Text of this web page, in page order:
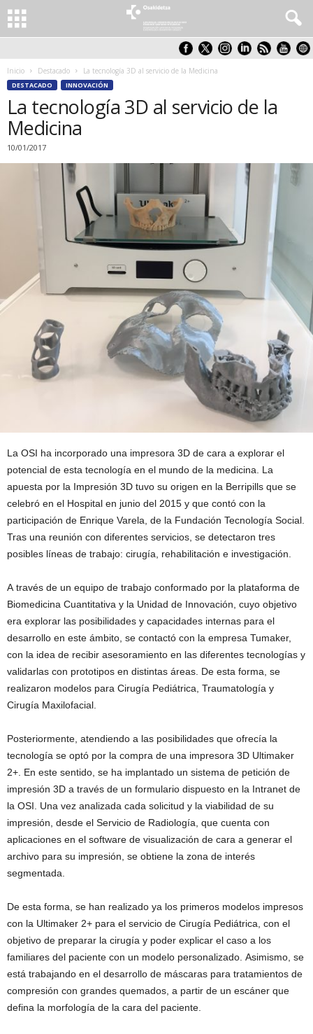
Inicio Destacado La tecnología 3D al servicio de la Medicina
DESTACADO INNOVACIÓN
La tecnología 3D al servicio de la
Medicina
10/01/2017
La OSI ha incorporado una impresora 3D de cara a explorar el
potencial de esta tecnología en el mundo de la medicina. La
apuesta por la Impresión 3D tuvo su origen en la Berripills que se
celebró en el Hospital en junio del 2015 y que contó con la
participación de Enrique Varela, de la Fundación Tecnología Social.
Tras una reunión con diferentes servicios, se detectaron tres
posibles líneas de trabajo: cirugía, rehabilitación e investigación.
A través de un equipo de trabajo conformado por la plataforma de
Biomedicina Cuantitativa y la Unidad de Innovación, cuyo objetivo
era explorar las posibilidades y capacidades internas para el
desarrollo en este ámbito, se contactó con la empresa Tumaker,
con la idea de recibir asesoramiento en las diferentes tecnologías y
validarlas con prototipos en distintas áreas. De esta forma, se
realizaron modelos para Cirugía Pediátrica, Traumatología y
Cirugía Maxilofacial.
Posteriormente, atendiendo a las posibilidades que ofrecía la
tecnología se optó por la compra de una impresora 3D Ultimaker
2+. En este sentido, se ha implantado un sistema de petición de
impresión 3D a través de un formulario dispuesto en la Intranet de
la OSI. Una vez analizada cada solicitud y la viabilidad de su
impresión, desde el Servicio de Radiología, que cuenta con
aplicaciones en el software de visualización de cara a generar el
archivo para su impresión, se obtiene la zona de interés
segmentada.
De esta forma, se han realizado ya los primeros modelos impresos
con la Ultimaker 2+ para el servicio de Cirugía Pediátrica, con el
objetivo de preparar la cirugía y poder explicar el caso a los
familiares del paciente con un modelo personalizado. Asimismo, se
está trabajando en el desarrollo de máscaras para tratamientos de
compresión con grandes quemados, a partir de un escáner que
defina la morfología de la cara del paciente.